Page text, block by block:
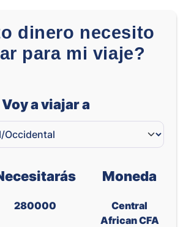
dinero necesito
para mi viaje?
Voy a viajar a
280000
Moneda
Central
African CFA